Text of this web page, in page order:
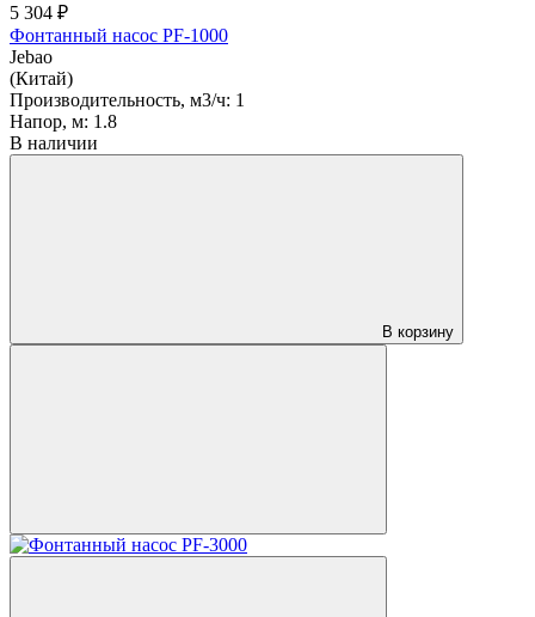
5 304 ₽
Фонтанный насос PF-1000
Jebao
(Китай)
Производительность, м3/ч: 1
Напор, м: 1.8
В наличии
В корзину